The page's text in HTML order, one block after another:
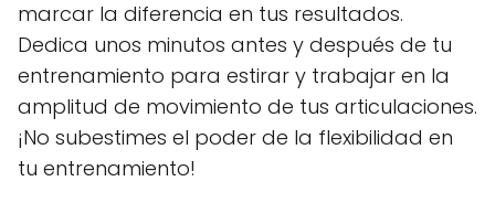
marcar la diferencia en tus resultados.
Dedica unos minutos antes y después de tu
entrenamiento para estirar y trabajar en la
amplitud de movimiento de tus articulaciones.
¡No subestimes el poder de la flexibilidad en
tu entrenamiento!